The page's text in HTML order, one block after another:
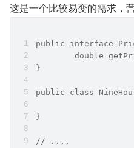
这是一个比较易变的需求，
public interface
double
}
public class
}
// ....